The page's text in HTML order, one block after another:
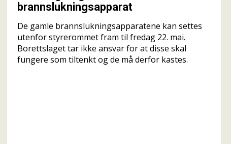
brannslukningsapparat
De gamle brannslukningsapparatene kan settes
utenfor styrerommet fram til fredag 22. mai.
Borettslaget tar ikke ansvar for at disse skal
fungere som tiltenkt og de må derfor kastes.